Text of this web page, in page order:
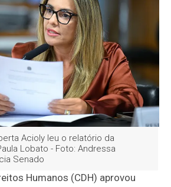
Acioly leu o relatório da
Lobato - Foto: Andressa
Senado
Humanos (CDH) aprovou